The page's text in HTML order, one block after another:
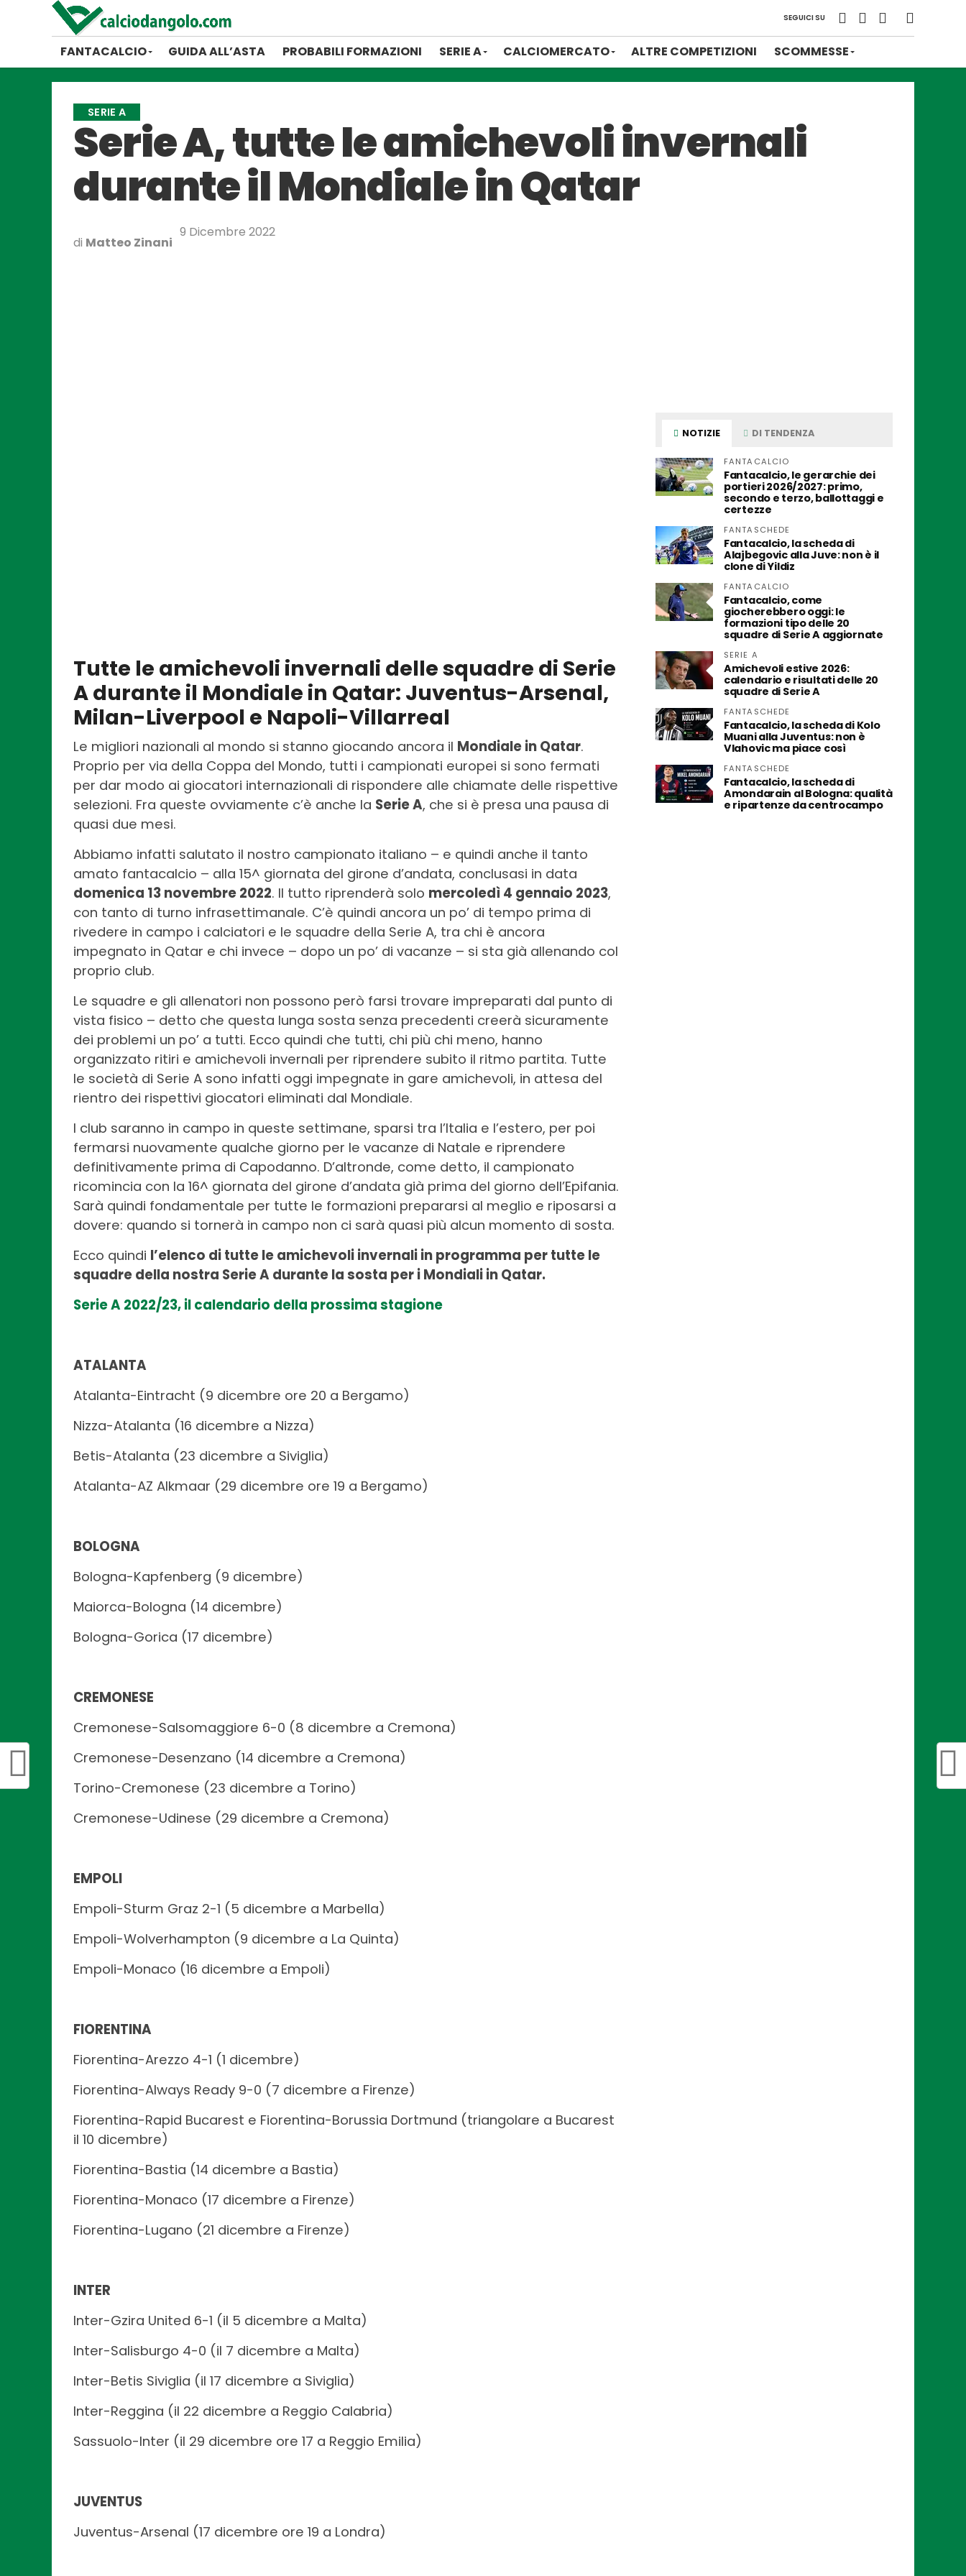
SEGUICI SU
FANTACALCIO GUIDA ALL’ASTA PROBABILI FORMAZIONI SERIE A CALCIOMERCATO ALTRE COMPETIZIONI SCOMMESSE
SERIE A
Serie A, tutte le amichevoli invernali
durante il Mondiale in Qatar
di Matteo Zinani
9 Dicembre 2022
Tutte le amichevoli invernali delle squadre di Serie
A durante il Mondiale in Qatar: Juventus-Arsenal,
Milan-Liverpool e Napoli-Villarreal
Le migliori nazionali al mondo si stanno giocando ancora il Mondiale in Qatar.
Proprio per via della Coppa del Mondo, tutti i campionati europei si sono fermati
per dar modo ai giocatori internazionali di rispondere alle chiamate delle rispettive
selezioni. Fra queste ovviamente c’è anche la Serie A, che si è presa una pausa di
quasi due mesi.
Abbiamo infatti salutato il nostro campionato italiano – e quindi anche il tanto
amato fantacalcio – alla 15^ giornata del girone d’andata, conclusasi in data
domenica 13 novembre 2022. Il tutto riprenderà solo mercoledì 4 gennaio 2023,
con tanto di turno infrasettimanale. C’è quindi ancora un po’ di tempo prima di
rivedere in campo i calciatori e le squadre della Serie A, tra chi è ancora
impegnato in Qatar e chi invece – dopo un po’ di vacanze – si sta già allenando col
proprio club.
Le squadre e gli allenatori non possono però farsi trovare impreparati dal punto di
vista fisico – detto che questa lunga sosta senza precedenti creerà sicuramente
dei problemi un po’ a tutti. Ecco quindi che tutti, chi più chi meno, hanno
organizzato ritiri e amichevoli invernali per riprendere subito il ritmo partita. Tutte
le società di Serie A sono infatti oggi impegnate in gare amichevoli, in attesa del
rientro dei rispettivi giocatori eliminati dal Mondiale.
I club saranno in campo in queste settimane, sparsi tra l’Italia e l’estero, per poi
fermarsi nuovamente qualche giorno per le vacanze di Natale e riprendere
definitivamente prima di Capodanno. D’altronde, come detto, il campionato
ricomincia con la 16^ giornata del girone d’andata già prima del giorno dell’Epifania.
Sarà quindi fondamentale per tutte le formazioni prepararsi al meglio e riposarsi a
dovere: quando si tornerà in campo non ci sarà quasi più alcun momento di sosta.
Ecco quindi l’elenco di tutte le amichevoli invernali in programma per tutte le
squadre della nostra Serie A durante la sosta per i Mondiali in Qatar.
Serie A 2022/23, il calendario della prossima stagione
ATALANTA
Atalanta-Eintracht (9 dicembre ore 20 a Bergamo)
Nizza-Atalanta (16 dicembre a Nizza)
Betis-Atalanta (23 dicembre a Siviglia)
Atalanta-AZ Alkmaar (29 dicembre ore 19 a Bergamo)
BOLOGNA
Bologna-Kapfenberg (9 dicembre)
Maiorca-Bologna (14 dicembre)
Bologna-Gorica (17 dicembre)
CREMONESE
Cremonese-Salsomaggiore 6-0 (8 dicembre a Cremona)
Cremonese-Desenzano (14 dicembre a Cremona)
Torino-Cremonese (23 dicembre a Torino)
Cremonese-Udinese (29 dicembre a Cremona)
EMPOLI
Empoli-Sturm Graz 2-1 (5 dicembre a Marbella)
Empoli-Wolverhampton (9 dicembre a La Quinta)
Empoli-Monaco (16 dicembre a Empoli)
FIORENTINA
Fiorentina-Arezzo 4-1 (1 dicembre)
Fiorentina-Always Ready 9-0 (7 dicembre a Firenze)
Fiorentina-Rapid Bucarest e Fiorentina-Borussia Dortmund (triangolare a Bucarest
il 10 dicembre)
Fiorentina-Bastia (14 dicembre a Bastia)
Fiorentina-Monaco (17 dicembre a Firenze)
Fiorentina-Lugano (21 dicembre a Firenze)
INTER
Inter-Gzira United 6-1 (il 5 dicembre a Malta)
Inter-Salisburgo 4-0 (il 7 dicembre a Malta)
Inter-Betis Siviglia (il 17 dicembre a Siviglia)
Inter-Reggina (il 22 dicembre a Reggio Calabria)
Sassuolo-Inter (il 29 dicembre ore 17 a Reggio Emilia)
JUVENTUS
Juventus-Arsenal (17 dicembre ore 19 a Londra)
NOTIZIE DI TENDENZA
FANTACALCIO
Fantacalcio, le gerarchie dei
portieri 2026/2027: primo,
secondo e terzo, ballottaggi e
certezze
FANTASCHEDE
Fantacalcio, la scheda di
Alajbegovic alla Juve: non è il
clone di Yildiz
FANTACALCIO
Fantacalcio, come
giocherebbero oggi: le
formazioni tipo delle 20
squadre di Serie A aggiornate
SERIE A
Amichevoli estive 2026:
calendario e risultati delle 20
squadre di Serie A
FANTASCHEDE
Fantacalcio, la scheda di Kolo
Muani alla Juventus: non è
Vlahovic ma piace così
FANTASCHEDE
Fantacalcio, la scheda di
Amondarain al Bologna: qualità
e ripartenze da centrocampo